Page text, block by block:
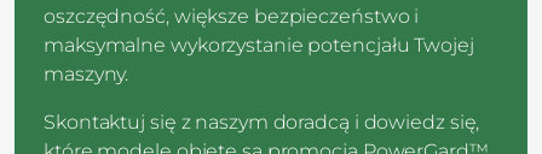
oszczędność, większe bezpieczeństwo i
maksymalne wykorzystanie potencjału Twojej
maszyny.
Skontaktuj się z naszym doradcą i dowiedz się,